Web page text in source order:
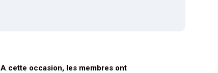
A cette occasion, les membres ont